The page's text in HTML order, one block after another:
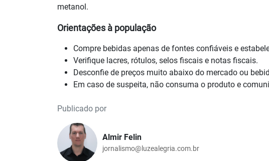
metanol.
Orientações à população
Compre bebidas apenas de fontes confiáveis e
Verifique lacres, rótulos, selos fiscais e notas fiscais.
Desconfie de preços muito abaixo do mercado ou
Em caso de suspeita, não consuma o produto e
Publicado por
Almir Felin
jornalismo@luzealegria.com.br